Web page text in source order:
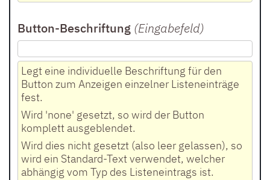
Button-Beschriftung (Eingabefeld)
Legt eine individuelle Beschriftung für den
Button zum Anzeigen einzelner Listeneinträge
fest.
Wird 'none' gesetzt, so wird der Button
komplett ausgeblendet.
Wird dies nicht gesetzt (also leer gelassen), so
wird ein Standard-Text verwendet, welcher
abhängig vom Typ des Listeneintrags ist.